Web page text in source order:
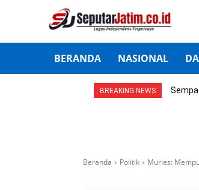
BERANDA NASIONAL
BREAKING NEWS
Beranda Politik Muries: